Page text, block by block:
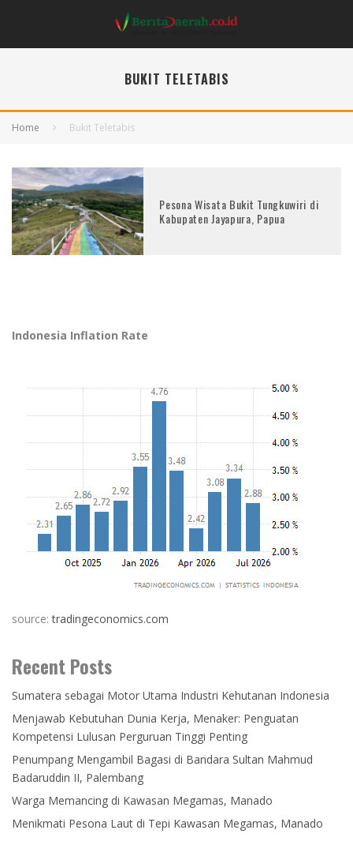
BUKIT TELETABIS
Home Bukit Teletabis
Pesona Wisata Bukit Tungkuwiri di
Kabupaten Jayapura, Papua
Indonesia Inflation Rate
source:tradingeconomics.com
Recent Posts
Sumatera sebagai Motor Utama Industri Kehutanan Indonesia
Menjawab Kebutuhan Dunia Kerja, Menaker: Penguatan
Kompetensi Lulusan Perguruan Tinggi Penting
Penumpang Mengambil Bagasi di Bandara Sultan Mahmud
Badaruddin II, Palembang
Warga Memancing di Kawasan Megamas, Manado
Menikmati Pesona Laut di Tepi Kawasan Megamas, Manado